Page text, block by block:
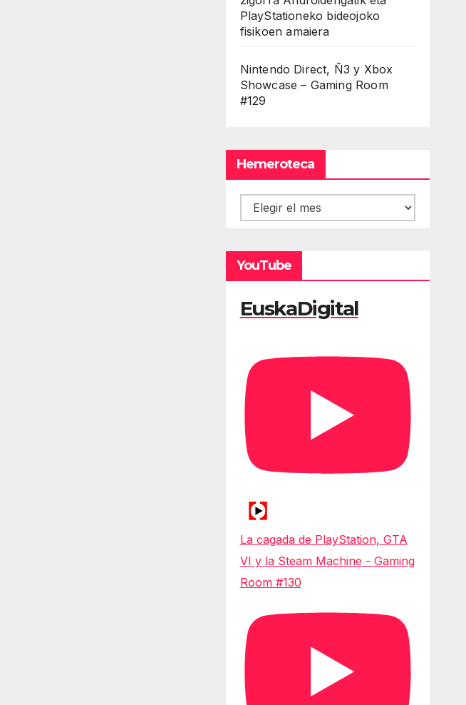
PlayStationeko bideojoko
fisikoen amaiera
Nintendo Direct, Ñ3 y Xbox
Showcase – Gaming Room
#129
Hemeroteca
Hemeroteca
YouTube
EuskaDigital
La cagada de PlayStation, GTA
VI y la Steam Machine - Gaming
Room #130